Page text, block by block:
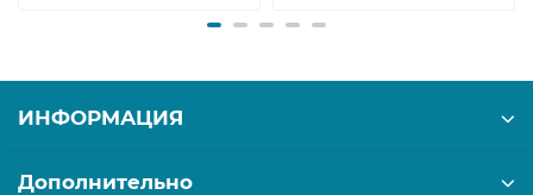
ИНФОРМАЦИЯ
Дополнительно